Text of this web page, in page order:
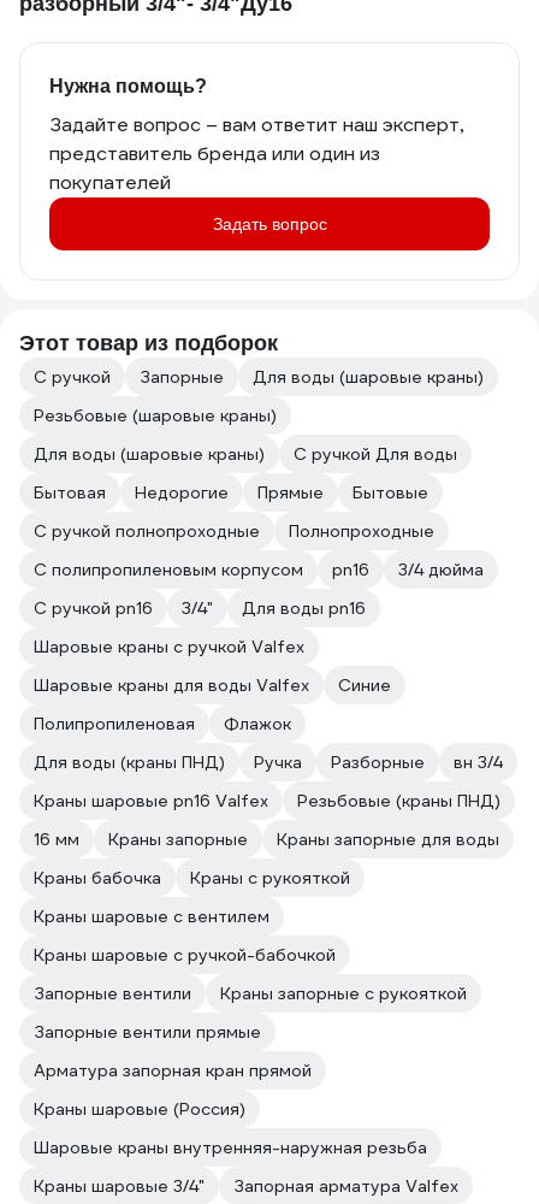
Нужна помощь?
Задайте вопрос – вам ответит наш эксперт,
представитель бренда или один из
покупателей
Задать вопрос
Этот товар из подборок
С ручкой Запорные
Для воды (шаровые краны)
Резьбовые (шаровые краны)
Для воды (шаровые краны)
С ручкой Для воды
Бытовая
Недорогие Прямые
Бытовые
С ручкой полнопроходные
Полнопроходные
С полипропиленовым корпусом
pn16
3/4 дюйма
С ручкой pn16
3/4"
Для воды pn16
Шаровые краны с ручкой Valfex
Шаровые краны для воды Valfex
Синие
Полипропиленовая
Флажок
Для воды (краны ПНД)
Ручка Разборные
вн 3/4
Краны шаровые pn16 Valfex
Резьбовые (краны ПНД)
16 мм
Краны запорные
Краны запорные для воды
Краны бабочка
Краны с рукояткой
Краны шаровые с вентилем
Краны шаровые с ручкой-бабочкой
Запорные вентили
Краны запорные с рукояткой
Запорные вентили прямые
Арматура запорная кран прямой
Краны шаровые (Россия)
Шаровые краны внутренняя-наружная резьба
Краны шаровые 3/4"
Запорная арматура Valfex